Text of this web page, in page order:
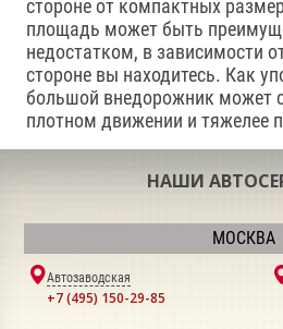
стороне от компактных
площадь может быть
недостатком, в зависимости
стороне вы находитесь. Как
большой внедорожник может
плотном движении и тяжелее
НАШИ
МОСКВА
Автозаводская
+7 (495) 150-29-85